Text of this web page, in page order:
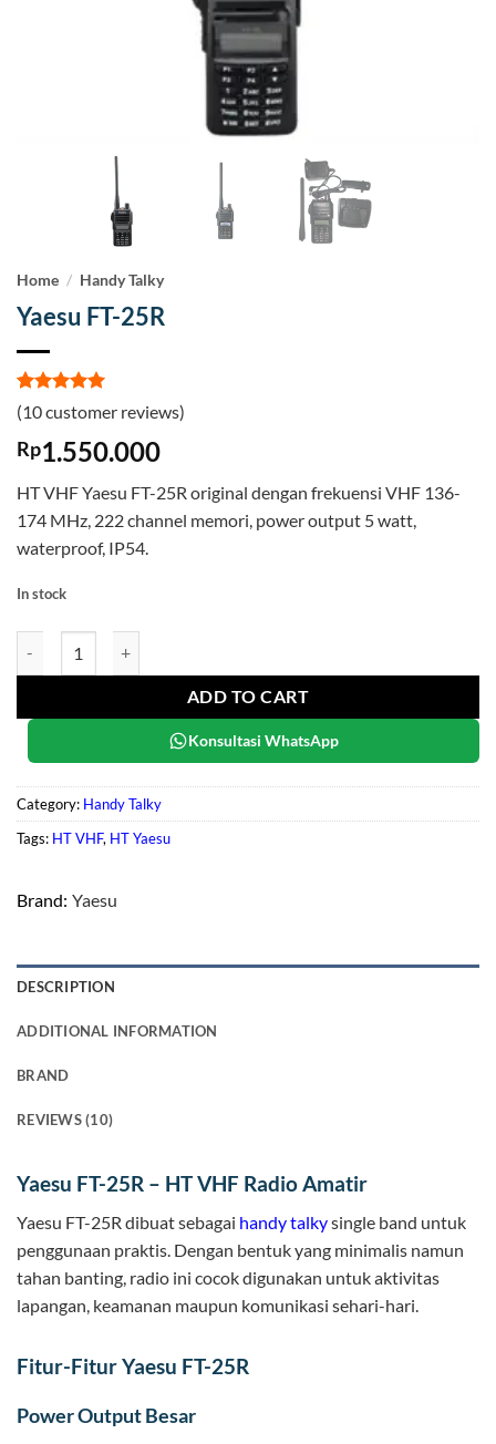
Home / Handy Talky
Yaesu FT-25R
Rated5
out of 5
based on
10
customer
(10customer reviews)
Rp1.550.000
HT VHF Yaesu FT-25R original dengan frekuensi VHF 136-
174 MHz, 222 channel memori, power output 5 watt,
waterproof, IP54.
In stock
ADD TO CART
Konsultasi WhatsApp
Category: Handy Talky
Tags: HT VHF, HT Yaesu
Brand: Yaesu
DESCRIPTION
ADDITIONAL INFORMATION
BRAND
REVIEWS (10)
Yaesu FT-25R – HT VHF Radio Amatir
Yaesu FT-25R dibuat sebagai handy talkysingle band untuk
penggunaan praktis. Dengan bentuk yang minimalis namun
tahan banting, radio ini cocok digunakan untuk aktivitas
lapangan, keamanan maupun komunikasi sehari-hari.
Fitur-Fitur Yaesu FT-25R
Power Output Besar